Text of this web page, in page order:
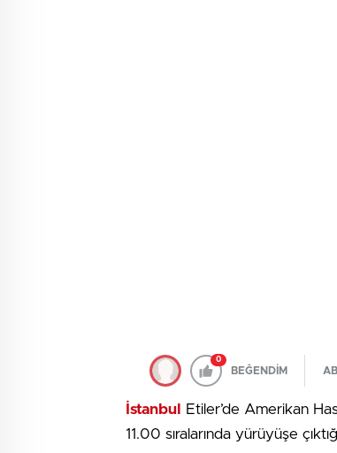
0
BEĞENDİM
İstanbul
Etiler’de Amerikan
11.00 sıralarında yürüyüşe